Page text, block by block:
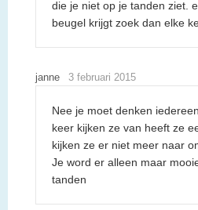
die je niet op je tanden ziet.
beugel krijgt zoek dan elke
janne 3 februari 2015
Nee je moet denken
keer kijken ze van heeft ze
kijken ze er niet meer naar
Je word er alleen maar
tanden